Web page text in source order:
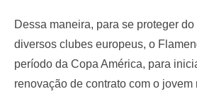
Dessa maneira, para se proteger
diversos clubes europeus, o
período da Copa América, para
renovação de contrato com o jovem